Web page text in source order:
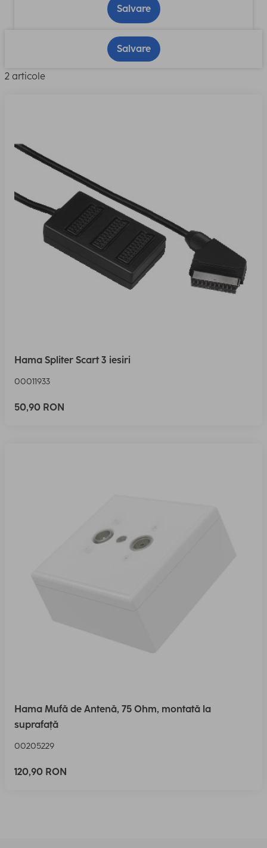
Salvare
Salvare
2 articole
Hama Spliter Scart 3 iesiri
00011933
50,90 RON
Hama Mufă de Antenă, 75 Ohm, montată la
suprafață
00205229
120,90 RON